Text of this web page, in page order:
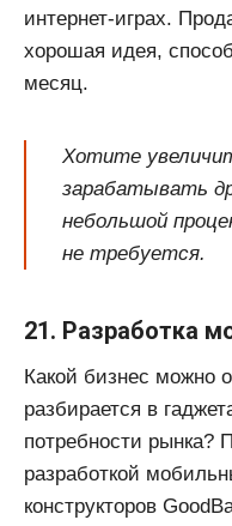
интернет-играх.
хорошая идея,
месяц.
Хотите
зарабатывать
небольшой
не требуется.
21. Разработка
Какой бизнес можно
разбирается в
потребности рынка?
разработкой
конструкторов